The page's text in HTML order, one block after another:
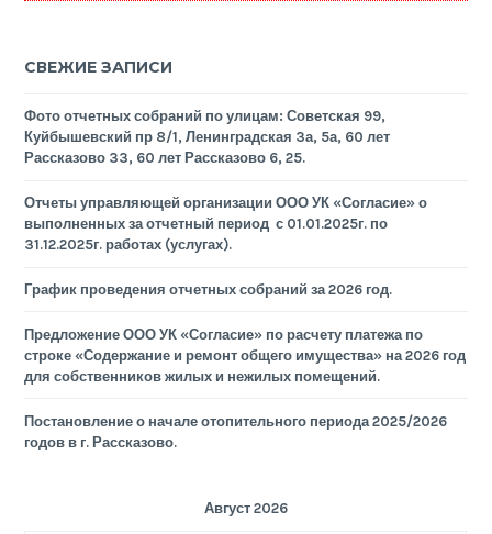
СВЕЖИЕ ЗАПИСИ
Фото отчетных собраний по улицам: Советская 99,
Куйбышевский пр 8/1, Ленинградская 3а, 5а, 60 лет
Рассказово 33, 60 лет Рассказово 6, 25.
Отчеты управляющей организации ООО УК «Согласие» о
выполненных за отчетный период с 01.01.2025г. по
31.12.2025г. работах (услугах).
График проведения отчетных собраний за 2026 год.
Предложение ООО УК «Согласие» по расчету платежа по
строке «Содержание и ремонт общего имущества» на 2026 год
для собственников жилых и нежилых помещений.
Постановление о начале отопительного периода 2025/2026
годов в г. Рассказово.
Август 2026